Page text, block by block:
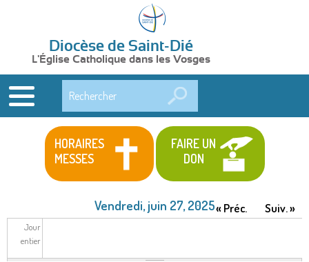
Diocèse de Saint-Dié
L'Église Catholique dans les Vosges
HORAIRES
MESSES
FAIRE UN
DON
Vendredi, juin 27, 2025« Préc. Suiv. »
Jour
entier